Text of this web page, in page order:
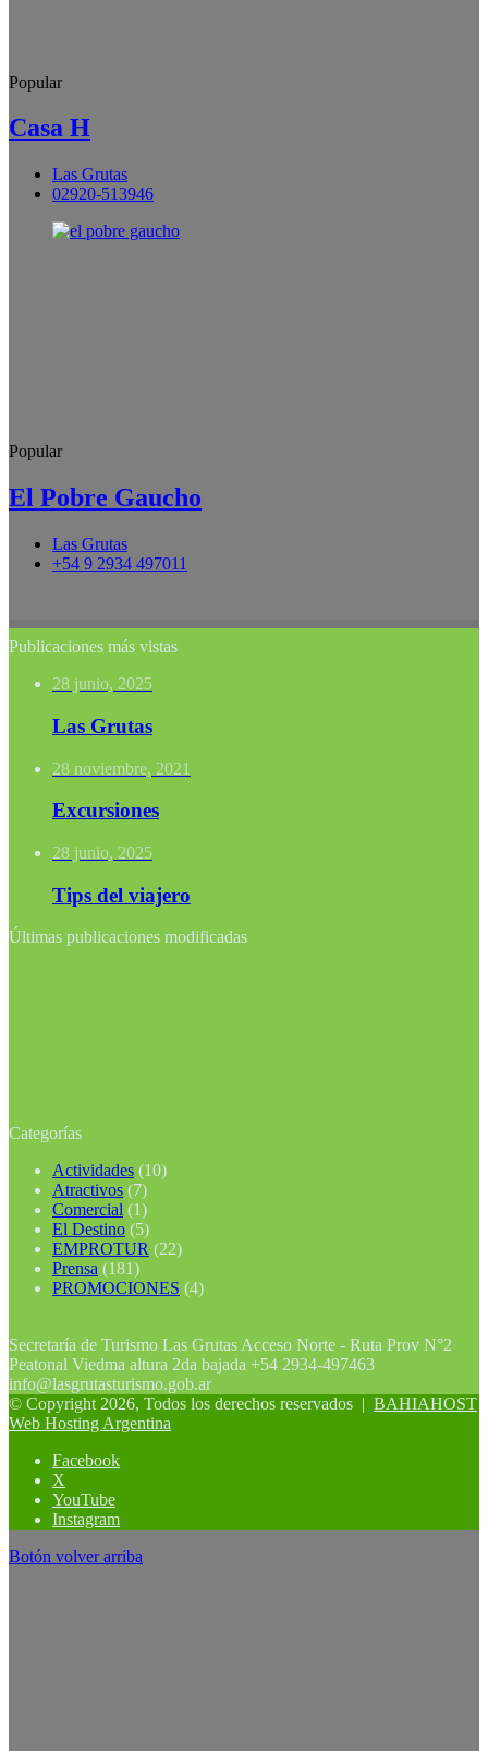
Popular
Casa H
Las Grutas
02920-513946
Popular
El Pobre Gaucho
Las Grutas
+54 9 2934 497011
Publicaciones más vistas
28 junio, 2025
Las Grutas
28 noviembre, 2021
Excursiones
28 junio, 2025
Tips del viajero
Últimas publicaciones modificadas
Categorías
Actividades (10)
Atractivos (7)
Comercial (1)
El Destino (5)
EMPROTUR (22)
Prensa (181)
PROMOCIONES (4)
Secretaría de Turismo Las Grutas Acceso Norte - Ruta Prov N°2
Peatonal Viedma altura 2da bajada +54 2934-497463
info@lasgrutasturismo.gob.ar
© Copyright 2026, Todos los derechos reservados | BAHIAHOST
Web Hosting Argentina
Facebook
X
YouTube
Instagram
Botón volver arriba